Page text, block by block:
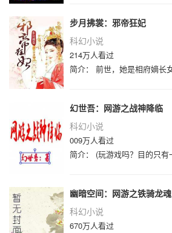
步月拂裳：邪帝狂妃
科幻小说
214万人看过
幻世吾：网游之战神降临
科幻小说
009万人看过
幽暗空间：网游之铁骑龙魂
科幻小说
670万人看过